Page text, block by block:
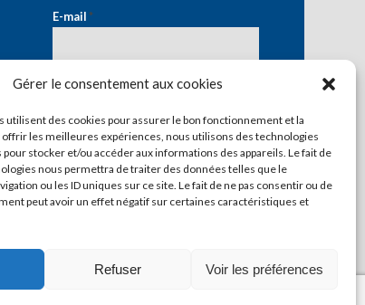
Gérer le consentement aux cookies
utilisent des cookies pour assurer le bon fonctionnement et la
les meilleures expériences, nous utilisons des technologies
stocker et/ou accéder aux informations des appareils. Le fait de
nous permettra de traiter des données telles que le
ou les ID uniques sur ce site. Le fait de ne pas consentir ou de
peut avoir un effet négatif sur certaines caractéristiques et
Refuser Voir les préférences
E-mail*